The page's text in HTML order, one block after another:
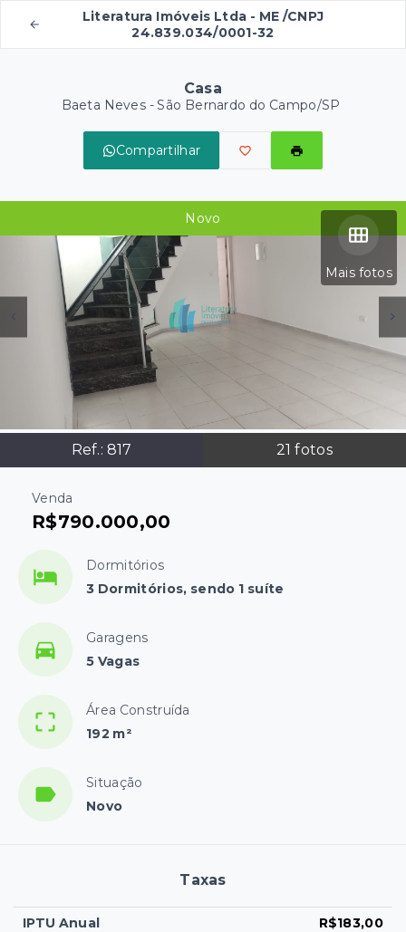
Literatura Imóveis Ltda - ME /CNPJ
24.839.034/0001-32
Casa
Baeta Neves - São Bernardo do Campo/SP
Compartilhar
Mais fotos
Ref.: 817 21 fotos
Novo
Venda
R$790.000,00
Dormitórios
3 Dormitórios, sendo 1 suíte
Garagens
5 Vagas
Área Construída
192 m²
Situação
Novo
Taxas
IPTU Anual R$183,00